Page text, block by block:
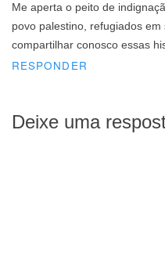
Me aperta o peito de
povo palestino, refugiados
compartilhar conosco essas
RESPONDER
Deixe uma